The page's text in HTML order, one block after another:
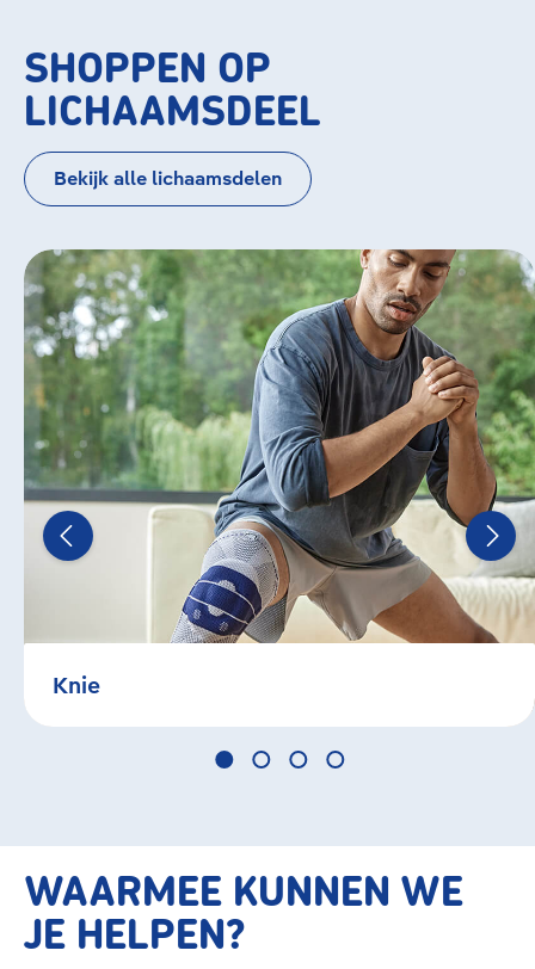
SHOPPEN OP
LICHAAMSDEEL
Bekijk alle lichaamsdelen
Bildergalerie überspringen
Knie
Knie
WAARMEE KUNNEN WE
JE HELPEN?